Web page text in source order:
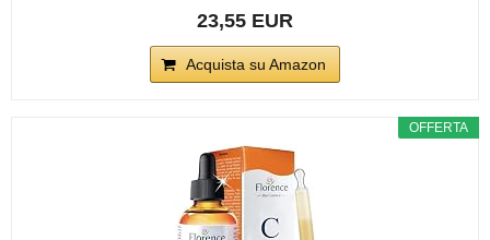
23,55 EUR
Acquista su Amazon
OFFERTA